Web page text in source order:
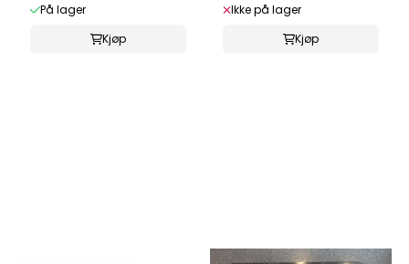
På lager
Kjøp
Ikke på lager
Kjøp